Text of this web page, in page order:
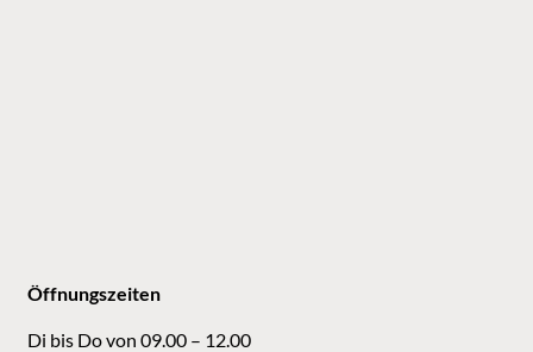
Öffnungszeiten
Di bis Do von 09.00 – 12.00